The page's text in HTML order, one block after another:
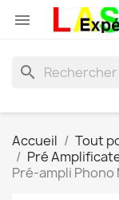

search
Accueil
Tout
Pré
Pré-ampli Phono